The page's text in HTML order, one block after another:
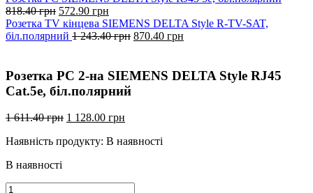
818.40грн Оригінальна
ціна:
818.40
572.90 грн
ціна:
572.90
Розетка TV кінцева SIEMENS DELTA Style R-TV-SAT,
біл.полярний 1 243.40грн Оригінальна
243.40
870.40 грн
грн.
Розетка РС 2-на SIEMENS DELTA Style RJ45
Cat.5e, біл.полярний
1 611.40грн Оригінальна
1
1 128.00 грн
1
Наявність продукту: В наявності
В наявності
Розетка